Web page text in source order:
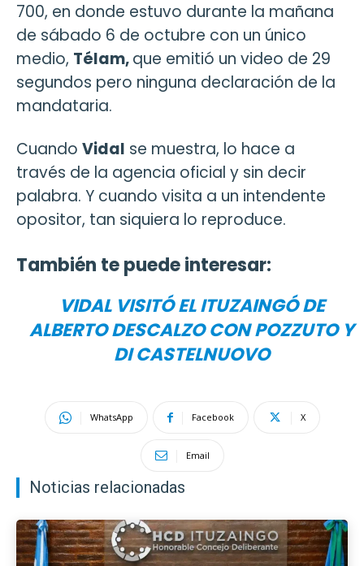
700, en donde estuvo durante la mañana
de sábado 6 de octubre con un único
medio, Télam,que emitió un video de 29
segundos pero ninguna declaración de la
mandataria.
Cuando Vidal se muestra, lo hace a
través de la agencia oficial y sin decir
palabra. Y cuando visita a un intendente
opositor, tan siquiera lo reproduce.
También te puede interesar:
VIDAL VISITÓ EL ITUZAINGÓ DE
ALBERTO DESCALZO CON POZZUTO Y
DI CASTELNUOVO
WhatsApp Facebook X
Email
Noticias relacionadas